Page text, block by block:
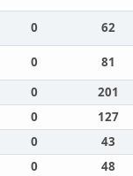
0
62
0
81
0
201
0
127
0
43
0
48